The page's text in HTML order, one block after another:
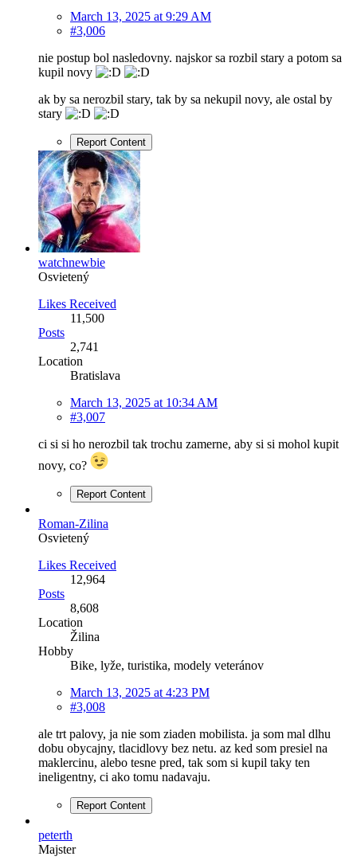
March 13, 2025 at 9:29 AM
#3,006
nie postup bol nasledovny. najskor sa rozbil stary a potom sa
kupil novy
ak by sa nerozbil stary, tak by sa nekupil novy, ale ostal by
stary
Report Content
watchnewbie
Osvietený
Likes Received
11,500
Posts
2,741
Location
Bratislava
March 13, 2025 at 10:34 AM
#3,007
ci si si ho nerozbil tak trochu zamerne, aby si si mohol kupit
novy, co?
Report Content
Roman-Zilina
Osvietený
Likes Received
12,964
Posts
8,608
Location
Žilina
Hobby
Bike, lyže, turistika, modely veteránov
March 13, 2025 at 4:23 PM
#3,008
ale trt palovy, ja nie som ziaden mobilista. ja som mal dlhu
dobu obycajny, tlacidlovy bez netu. az ked som presiel na
maklercinu, alebo tesne pred, tak som si kupil taky ten
ineligentny, ci ako tomu nadavaju.
Report Content
peterth
Majster